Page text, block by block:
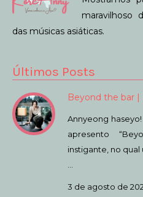
maravilhoso
das músicas asiáticas.
Últimos Posts
Beyond the bar |
Annyeong
apresento
instigante, no
3 de agosto de